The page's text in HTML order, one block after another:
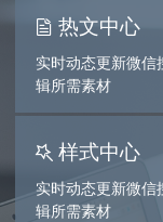
热文中心
实时动态更新微信
辑所需素材
样式中心
实时动态更新微信
辑所需素材